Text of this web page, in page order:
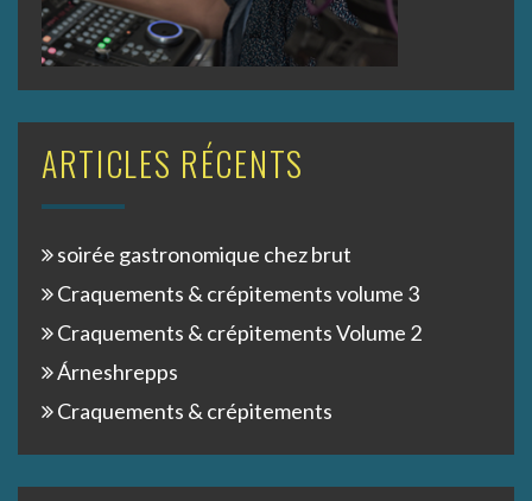
ARTICLES RÉCENTS
soirée gastronomique chez brut
Craquements & crépitements volume 3
Craquements & crépitements Volume 2
Árneshrepps
Craquements & crépitements